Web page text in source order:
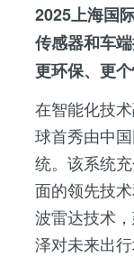
2025上海国
传感器和车
更环保、更
在智能化技
球首秀由中
统。该系统
面的领先技
波雷达技术
泽对未来出